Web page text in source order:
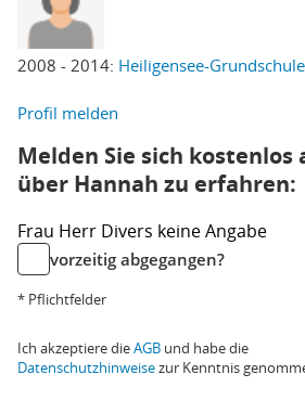
2008 - 2014: Heiligensee-
Profil melden
Melden Sie sich kostenlos
über Hannah zu erfahren:
Frau Herr Divers keine Angabe
vorzeitig abgegangen?
* Pflichtfelder
Ich akzeptiere dieAGB und habe die
Datenschutzhinweisezur Kenntnis